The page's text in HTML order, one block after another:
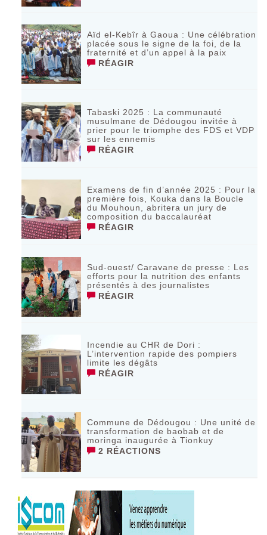
Aïd el-Kebîr à Gaoua : Une célébration
placée sous le signe de la foi, de la
fraternité et d’un appel à la paix
RÉAGIR
Tabaski 2025 : La communauté
musulmane de Dédougou invitée à
prier pour le triomphe des FDS et VDP
sur les ennemis
RÉAGIR
Examens de fin d’année 2025 : Pour la
première fois, Kouka dans la Boucle
du Mouhoun, abritera un jury de
composition du baccalauréat
RÉAGIR
Sud-ouest/ Caravane de presse : Les
efforts pour la nutrition des enfants
présentés à des journalistes
RÉAGIR
Incendie au CHR de Dori :
L’intervention rapide des pompiers
limite les dégâts
RÉAGIR
Commune de Dédougou : Une unité de
transformation de baobab et de
moringa inaugurée à Tionkuy
2 RÉACTIONS